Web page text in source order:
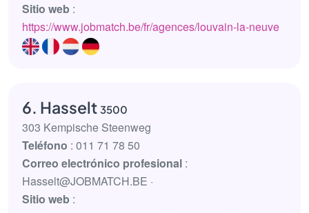
Sitio web :
https://www.jobmatch.be/fr/agences/louvain-la-neuve
6. Hasselt 3500
303 Kempische Steenweg
Teléfono : 011 71 78 50
Correo electrónico profesional :
Hasselt@JOBMATCH.BE ·
Sitio web :